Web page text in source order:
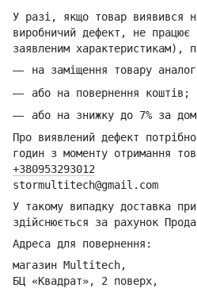
У разі, якщо товар виявився
виробничий дефект, не працює
заявленим характеристикам),
на заміщення товару
або на повернення коштів;
або на знижку до 7% за
Про виявлений дефект
годин з моменту отримання
+380953293012
stormultitech@gmail.com
У такому випадку доставка
здійснюється за рахунок
Адреса для повернення:
магазин Multitech,
БЦ «Квадрат», 2 поверх,